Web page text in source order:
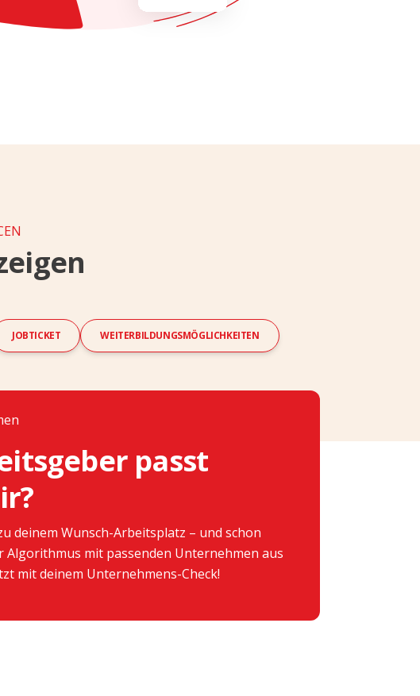
JOBTICKET WEITERBILDUNGSMÖGLICHKEITEN
passt
deinem Wunsch-Arbeitsplatz – und schon
Algorithmus mit passenden Unternehmen aus
mit deinem Unternehmens-Check!